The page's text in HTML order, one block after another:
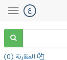
المقارنة (0
)